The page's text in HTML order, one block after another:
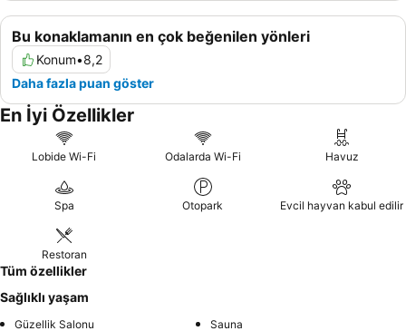
Bu konaklamanın en çok beğenilen yönleri
Konum•8,2
Daha fazla puan göster
En İyi Özellikler
Lobide Wi-Fi Odalarda Wi-Fi Havuz
Spa Otopark Evcil hayvan kabul edilir
Restoran
Tüm özellikler
Sağlıklı yaşam
Güzellik Salonu Sauna